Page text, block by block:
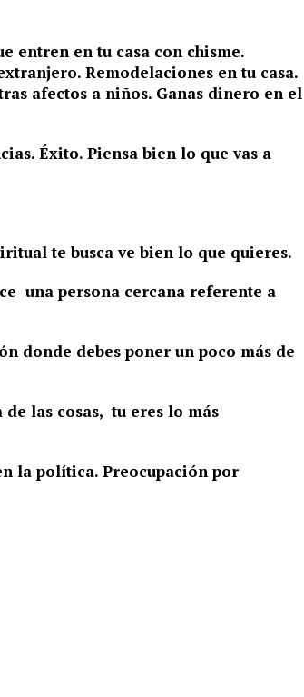
entren en tu casa con chisme.
Remodelaciones en tu casa.
afectos a niños. Ganas dinero en el
Éxito. Piensa bien lo que vas a
te busca ve bien lo que quieres.
una persona cercana referente a
donde debes poner un poco más de
las cosas, tu eres lo más
la política. Preocupación por